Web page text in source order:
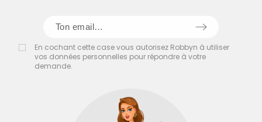
En cochant cette case vous autorisez Robbyn à utiliser
vos données personnelles pour répondre à votre
demande.